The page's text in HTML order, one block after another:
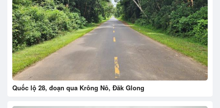
Quốc lộ 28, đoạn qua Krông Nô, Đăk Glong